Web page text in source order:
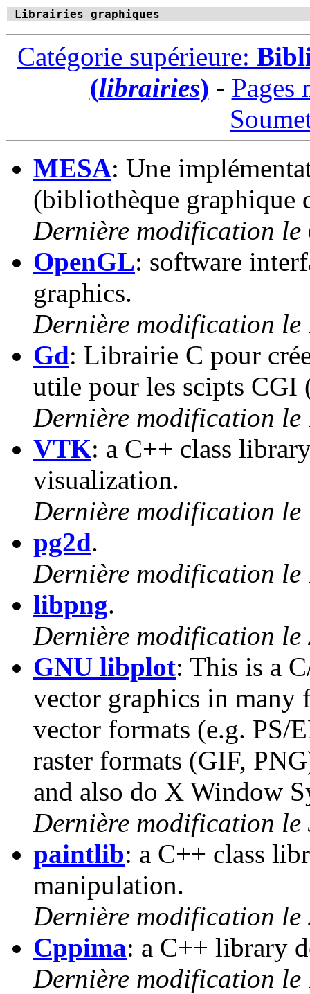
Librairies graphiques
Catégorie supérieure:
(librairies) - Pages
MESA: Une
(bibliothèque graphique
Dernière modification le
OpenGL: software
graphics.
Dernière modification le
Gd: Librairie C pour
utile pour les scipts
Dernière modification le
VTK: a C++ class
visualization.
Dernière modification le
pg2d.
Dernière modification le
libpng.
Dernière modification le
GNU libplot: This is a
vector graphics in
vector formats (e.g. PS/
raster formats (GIF,
and also do X Window
Dernière modification
paintlib: a C++ class
manipulation.
Dernière modification le
Cppima: a C++ library
Dernière modification le